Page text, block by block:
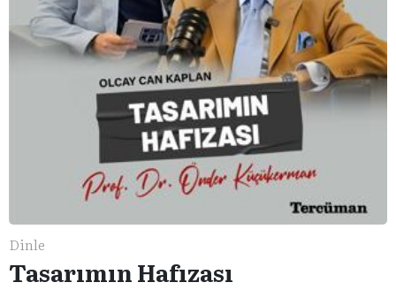
Dinle
Tasarımın Hafızası